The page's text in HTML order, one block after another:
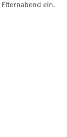
ein.